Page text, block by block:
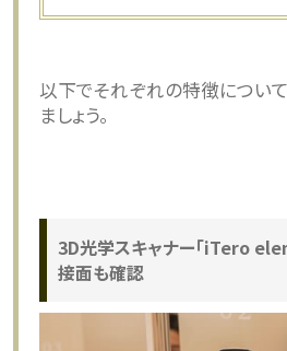
以下でそれぞれの特徴につい
ましょう。
3D光学スキャナー「iTero
接面も確認